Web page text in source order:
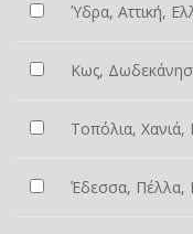
Ύδρα, Αττική,
Κως,
Τοπόλια,
Έδεσσα, Πέλλα,